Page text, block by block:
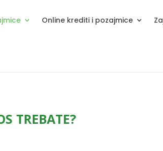
Online krediti i pozajmice
TREBATE?